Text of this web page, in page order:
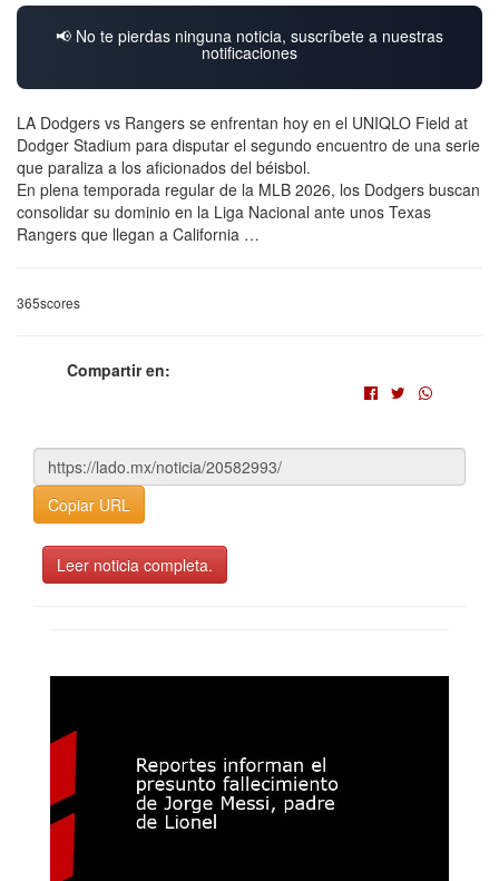
📢 No te pierdas ninguna noticia, suscríbete a nuestras
notificaciones
LA Dodgers vs Rangers se enfrentan hoy en el UNIQLO Field at
Dodger Stadium para disputar el segundo encuentro de una serie
que paraliza a los aficionados del béisbol.
En plena temporada regular de la MLB 2026, los Dodgers buscan
consolidar su dominio en la Liga Nacional ante unos Texas
Rangers que llegan a California …
365scores
Compartir en:
Copiar URL
Leer noticia completa.